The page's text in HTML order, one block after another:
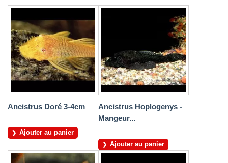
Ancistrus Doré 3-4cm
Ajouter au panier
Ancistrus Hoplogenys -
Mangeur...
Ajouter au panier